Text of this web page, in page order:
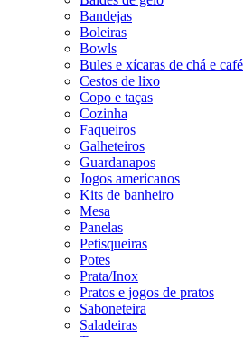
Bandejas
Boleiras
Bowls
Bules e xícaras de chá e café
Cestos de lixo
Copo e taças
Cozinha
Faqueiros
Galheteiros
Guardanapos
Jogos americanos
Kits de banheiro
Mesa
Panelas
Petisqueiras
Potes
Prata/Inox
Pratos e jogos de pratos
Saboneteira
Saladeiras